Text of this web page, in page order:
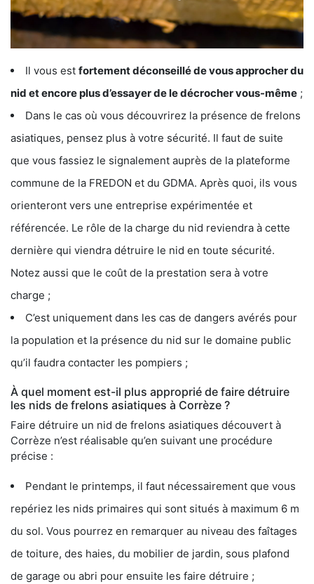
Il vous est fortement déconseillé de vous approcher du
nid et encore plus d’essayer de le décrocher vous-même ;
Dans le cas où vous découvrirez la présence de frelons
asiatiques, pensez plus à votre sécurité. Il faut de suite
que vous fassiez le signalement auprès de la plateforme
commune de la FREDON et du GDMA. Après quoi, ils vous
orienteront vers une entreprise expérimentée et
référencée. Le rôle de la charge du nid reviendra à cette
dernière qui viendra détruire le nid en toute sécurité.
Notez aussi que le coût de la prestation sera à votre
charge ;
C’est uniquement dans les cas de dangers avérés pour
la population et la présence du nid sur le domaine public
qu’il faudra contacter les pompiers ;
À quel moment est-il plus approprié de faire détruire
les nids de frelons asiatiques à Corrèze ?
Faire détruire un nid de frelons asiatiques découvert à
Corrèze n’est réalisable qu’en suivant une procédure
précise :
Pendant le printemps, il faut nécessairement que vous
repériez les nids primaires qui sont situés à maximum 6 m
du sol. Vous pourrez en remarquer au niveau des faîtages
de toiture, des haies, du mobilier de jardin, sous plafond
de garage ou abri pour ensuite les faire détruire ;